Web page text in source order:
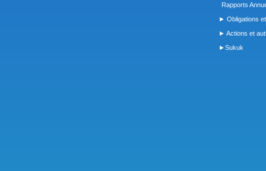
Rapports
► Obligations
► Actions et
►Sukuk